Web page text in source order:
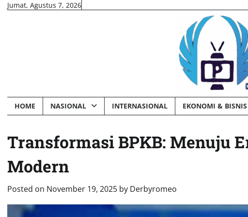
SkipJumat, Agustus 7, 2026
HOME NASIONAL INTERNASIONAL EKONOMI & BISNIS
Transformasi BPKB: Menuju
Modern
Posted on November 19, 2025 by Derbyromeo